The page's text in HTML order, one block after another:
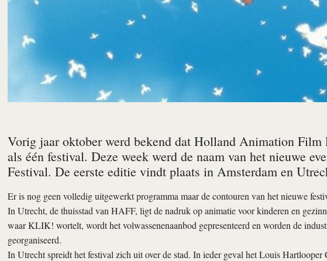
Vorig jaar oktober werd bekend dat Holland Animation
als één festival. Deze week werd de naam van het nieuwe
Festival. De eerste editie vindt plaats in Amsterdam en
Er is nog geen volledig uitgewerkt programma maar de contouren van het nieuwe
In Utrecht, de thuisstad van HAFF, ligt de nadruk op animatie voor kinderen en
waar KLIK! wortelt, wordt het volwassenenaanbod gepresenteerd en worden de
georganiseerd.
In Utrecht spreidt het festival zich uit over de stad. In ieder geval het Louis